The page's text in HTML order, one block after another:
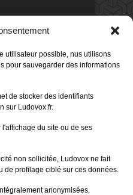
utilisateur possible, nus utilisons
pour sauvegarder des informations
de stocker des identifiants
sur Ludovox.fr.
du site ou de ses
non sollicitée, Ludovox ne fait
de profilage ciblé sur ces données.
anonymisées.
a 22 heures
Box - Ciao
a 2 jours
80%
Box - Ciao